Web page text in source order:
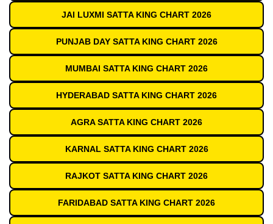
JAI LUXMI SATTA KING CHART 2026
PUNJAB DAY SATTA KING CHART 2026
MUMBAI SATTA KING CHART 2026
HYDERABAD SATTA KING CHART 2026
AGRA SATTA KING CHART 2026
KARNAL SATTA KING CHART 2026
RAJKOT SATTA KING CHART 2026
FARIDABAD SATTA KING CHART 2026